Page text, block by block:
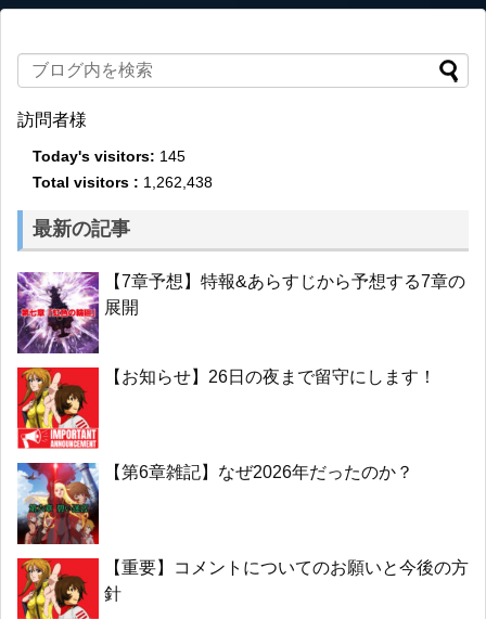
訪問者様
Today's visitors: 145
Total visitors : 1,262,438
最新の記事
【7章予想】特報&あらすじから予想する7章の
展開
【お知らせ】26日の夜まで留守にします！
【第6章雑記】なぜ2026年だったのか？
【重要】コメントについてのお願いと今後の方
針